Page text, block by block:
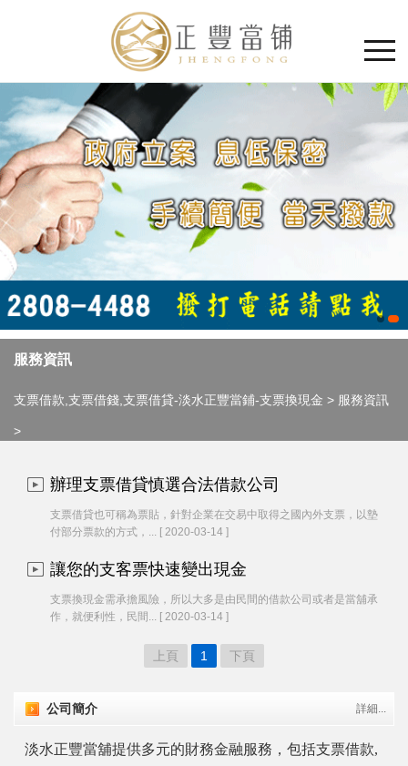
服務資訊
支票借款,支票借錢,支票借貸-淡水正豐當鋪-支票換現金 > 服務資訊
>
辦理支票借貸慎選合法借款公司
支票借貸也可稱為票貼，針對企業在交易中取得之國內外支票，以墊
付部分票款的方式，... [ 2020-03-14 ]
讓您的支客票快速變出現金
支票換現金需承擔風險，所以大多是由民間的借款公司或者是當舖承
作，就便利性，民間... [ 2020-03-14 ]
上頁 1 下頁
公司簡介 詳細...
淡水正豐當舖提供多元的財務金融服務，包括支票借款,